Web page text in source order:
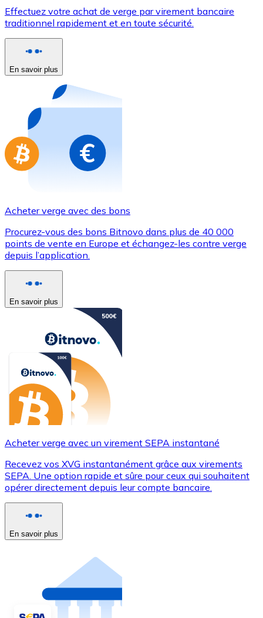
Utilisez les cartes Visa et Mastercard pour acheter
Acheter avec carte
Nouveau
Achetez des cartes-cadeaux de vos marques
Aller à la boutique de cartes-cadeaux
Effectuez votre achat de verge par virement bancaire
traditionnel rapidement et en toute sécurité.
En savoir plus
Acheter verge avec des bons
Procurez-vous des bons Bitnovo dans plus de 40 000
points de vente en Europe et échangez-les contre verge
depuis l’application.
En savoir plus
Acheter verge avec un virement SEPA instantané
Recevez vos XVG instantanément grâce aux virements
SEPA. Une option rapide et sûre pour ceux qui souhaitent
opérer directement depuis leur compte bancaire.
En savoir plus